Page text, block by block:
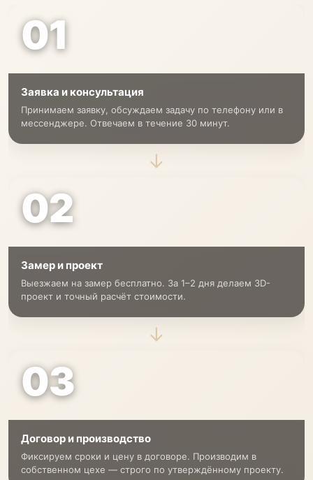
01
Заявка и консультация
Принимаем заявку, обсуждаем задачу по телефону или в
мессенджере. Отвечаем в течение 30 минут.
→
02
Замер и проект
Выезжаем на замер бесплатно. За 1–2 дня делаем 3D-
проект и точный расчёт стоимости.
→
03
Договор и производство
Фиксируем сроки и цену в договоре. Производим в
собственном цехе — строго по утверждённому проекту.